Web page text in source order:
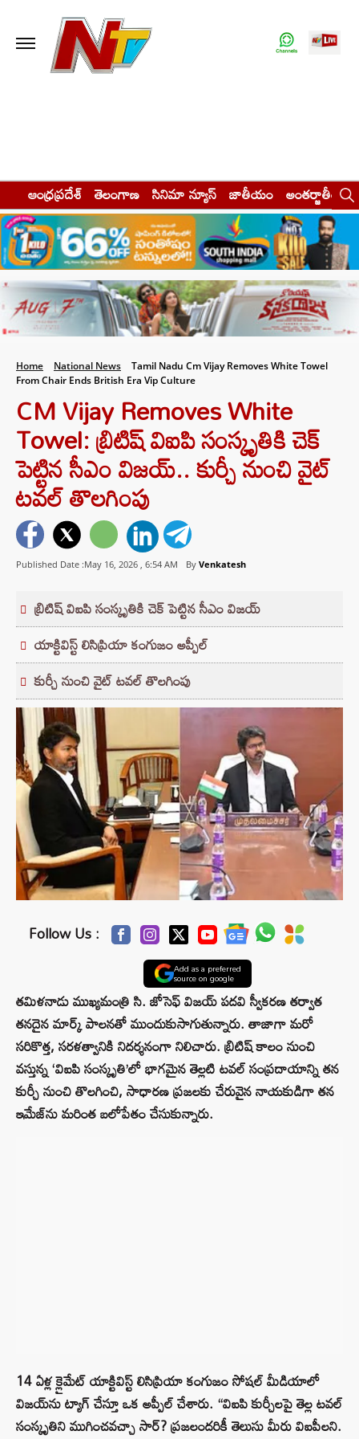
ఆంధ్రప్రదేశ్ తెలంగాణ సినిమా న్యూస్ జాతీయం అంతర్జాతీయం
Home National News
Tamil Nadu Cm Vijay Removes White Towel
From Chair Ends British Era Vip Culture
CM Vijay Removes White
Towel: బ్రిటిష్ విఐపి సంస్కృతికి చెక్
పెట్టిన సీఎం విజయ్.. కుర్చీ నుంచి వైట్
టవల్ తొలగింపు
Published Date :May 16, 2026 , 6:54 AM By Venkatesh
బ్రిటిష్ విఐపి సంస్కృతికి చెక్ పెట్టిన సీఎం విజయ్
యాక్టివిస్ట్ లిసిప్రియా కంగుజం అప్పీల్
కుర్చీ నుంచి వైట్ టవల్ తొలగింపు
Follow Us :
Add as a preferred
source on google
తమిళనాడు ముఖ్యమంత్రి సి. జోసెఫ్ విజయ్ పదవి స్వీకరణ తర్వాత
తనదైన మార్క్ పాలనతో ముందుకుసాగుతున్నారు. తాజాగా మరో
సరికొత్త, సరళత్వానికి నిదర్శనంగా నిలిచారు. బ్రిటిష్ కాలం నుంచి
వస్తున్న ‘విఐపి సంస్కృతి’లో భాగమైన తెల్లటి టవల్ సంప్రదాయాన్ని తన
కుర్చీ నుంచి తొలగించి, సాధారణ ప్రజలకు చేరువైన నాయకుడిగా తన
ఇమేజ్‌ను మరింత బలోపేతం చేసుకున్నారు.
14 ఏళ్ల క్లైమేట్ యాక్టివిస్ట్ లిసిప్రియా కంగుజం సోషల్ మీడియాలో
విజయ్‌ను ట్యాగ్ చేస్తూ ఒక అప్పీల్ చేశారు. “విఐపి కుర్చీలపై తెల్ల టవల్
సంస్కృతిని ముగించవచ్చా సార్? ప్రజలందరికీ తెలుసు మీరు విఐపీలని.